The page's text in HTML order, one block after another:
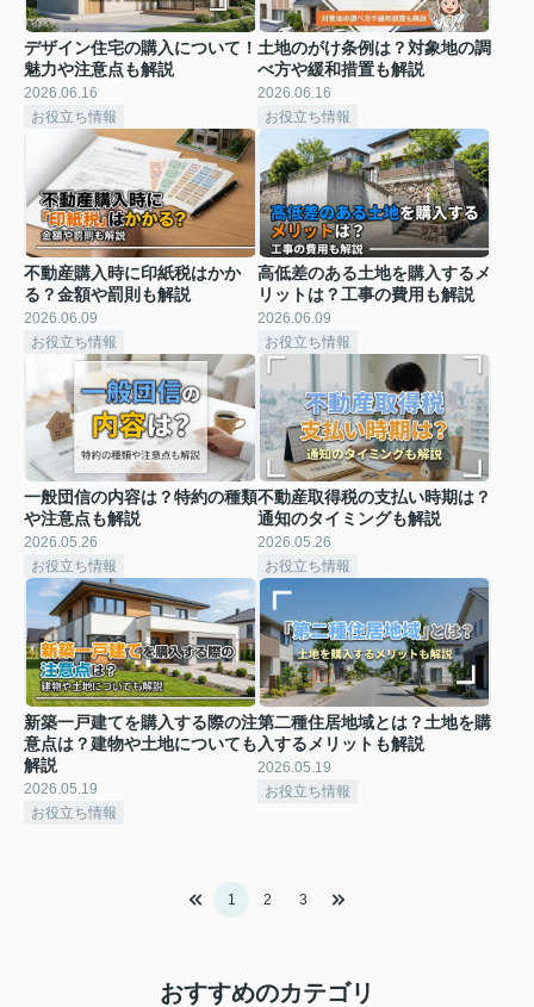
デザイン住宅の購入について！
魅力や注意点も解説
2026.06.16
お役立ち情報
土地のがけ条例は？対象地の調
べ方や緩和措置も解説
2026.06.16
お役立ち情報
不動産購入時に印紙税はかか
る？金額や罰則も解説
2026.06.09
お役立ち情報
高低差のある土地を購入するメ
リットは？工事の費用も解説
2026.06.09
お役立ち情報
一般団信の内容は？特約の種類
や注意点も解説
2026.05.26
お役立ち情報
不動産取得税の支払い時期は？
通知のタイミングも解説
2026.05.26
お役立ち情報
新築一戸建てを購入する際の注
意点は？建物や土地についても
解説
2026.05.19
お役立ち情報
第二種住居地域とは？土地を購
入するメリットも解説
2026.05.19
お役立ち情報
1 2 3
おすすめのカテゴリ